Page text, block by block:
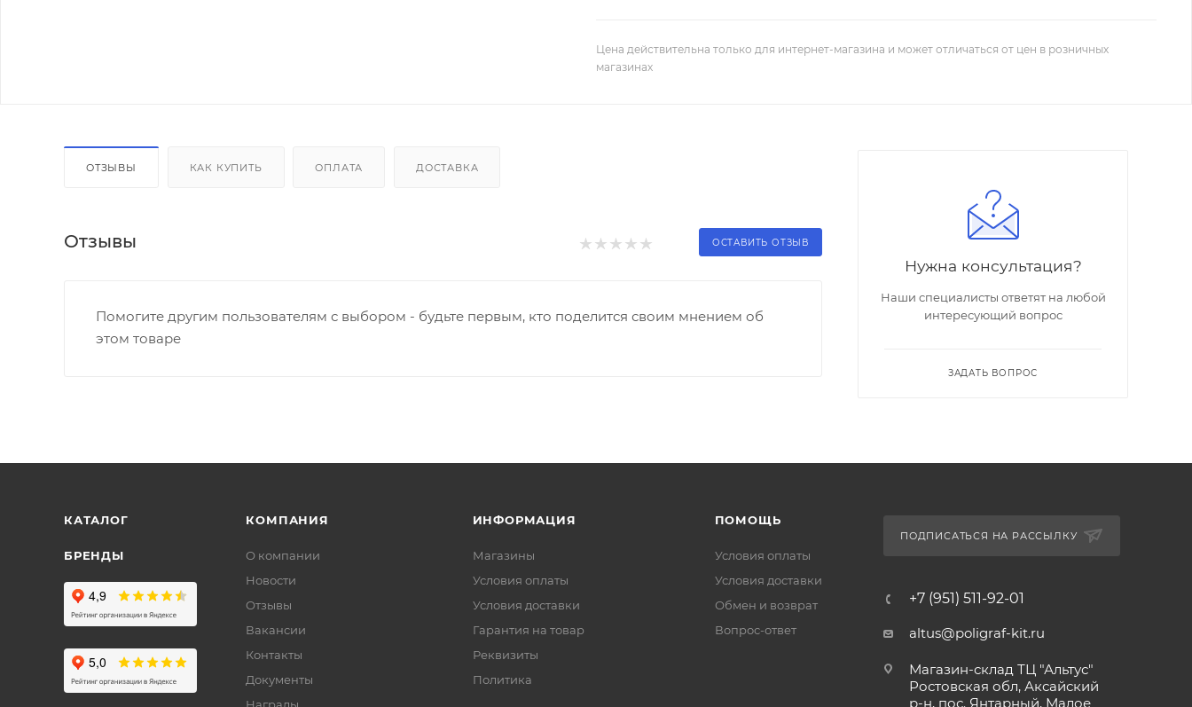
Цена действительна только для интернет-магазина и может отличаться от цен в розничных
магазинах
ОТЗЫВЫ КАК КУПИТЬ ОПЛАТА ДОСТАВКА
Отзывы ОСТАВИТЬ ОТЗЫВ
Помогите другим пользователям с выбором - будьте первым, кто поделится своим мнением об
этом товаре
Нужна консультация?
Наши специалисты ответят на любой
интересующий вопрос
ЗАДАТЬ ВОПРОС
КАТАЛОГ
БРЕНДЫ
КОМПАНИЯ
О компании
Новости
Отзывы
Вакансии
Контакты
Документы
ИНФОРМАЦИЯ
Магазины
Условия оплаты
Условия доставки
Гарантия на товар
Реквизиты
Политика
ПОМОЩЬ
Условия оплаты
Условия доставки
Обмен и возврат
Вопрос-ответ
ПОДПИСАТЬСЯ НА РАССЫЛКУ
+7 (951) 511-92-01
altus@poligraf-kit.ru
Магазин-склад ТЦ "Альтус"
Ростовская обл, Аксайский
р-н, пос. Янтарный, Малое